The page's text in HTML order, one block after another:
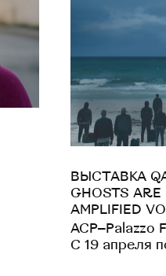
ВЫСТАВКА
GHOSTS ARE
AMPLIFIED
ACP–Palazzo
С 19 апреля